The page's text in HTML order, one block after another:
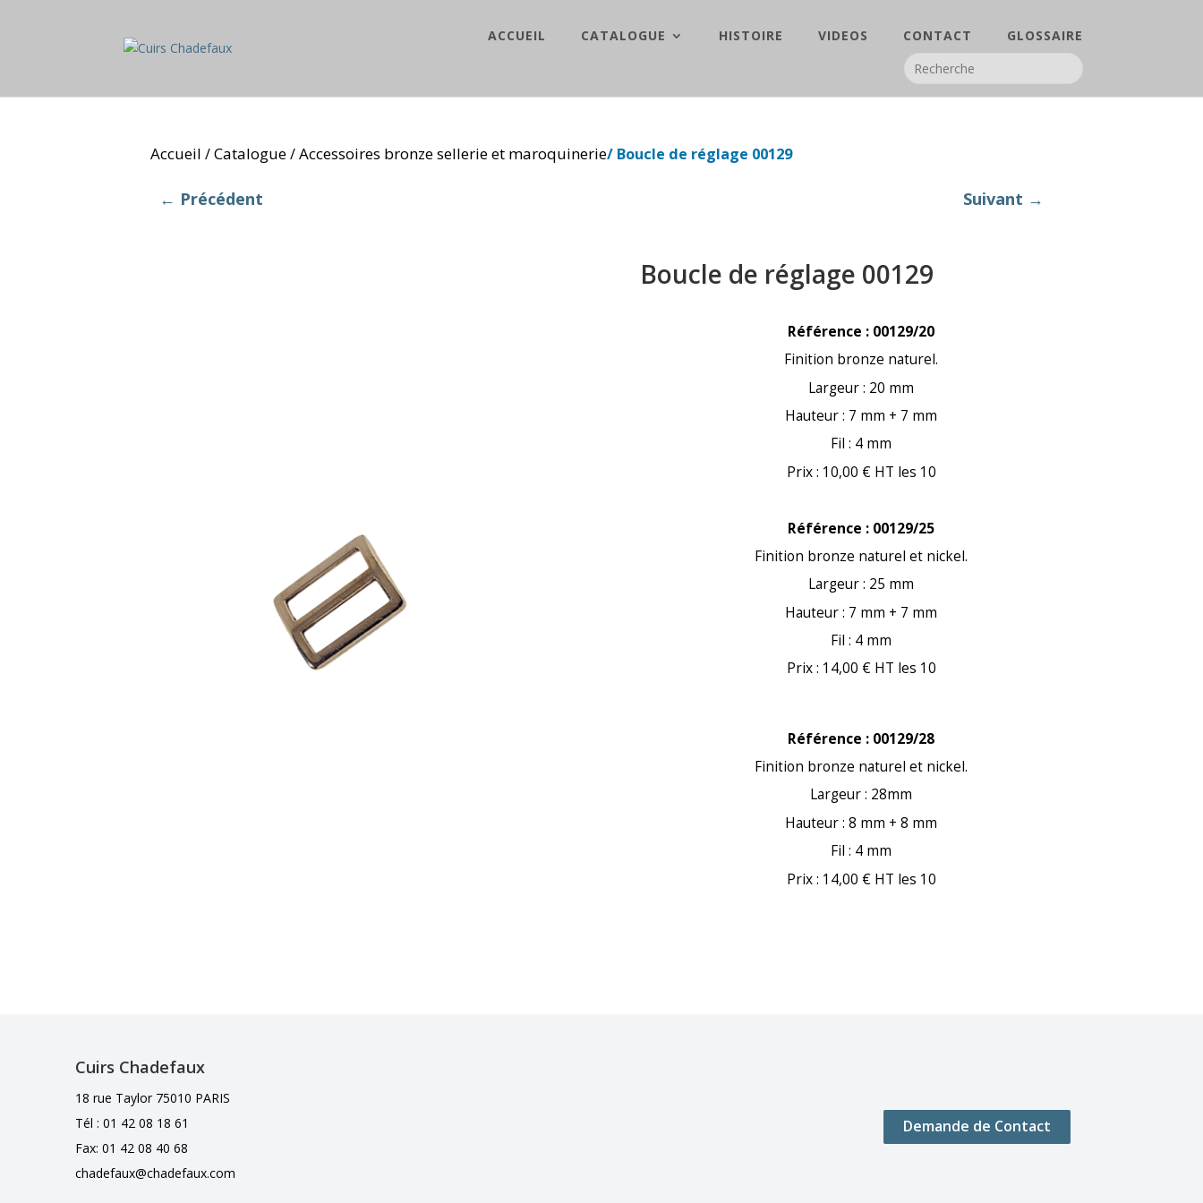
ACCUEIL CATALOGUE HISTOIRE VIDEOS CONTACT GLOSSAIRE
Accueil /Catalogue/Accessoires bronze sellerie et maroquinerie/ Boucle de réglage 00129
← Précédent Suivant →
Boucle de réglage 00129
Référence : 00129/20
Finition bronze naturel.
Largeur : 20 mm
Hauteur : 7 mm + 7 mm
Fil : 4 mm
Prix : 10,00 € HT les 10
Référence : 00129/25
Finition bronze naturel et nickel.
Largeur : 25 mm
Hauteur : 7 mm + 7 mm
Fil : 4 mm
Prix : 14,00 € HT les 10
Référence : 00129/28
Finition bronze naturel et nickel.
Largeur : 28mm
Hauteur : 8 mm + 8 mm
Fil : 4 mm
Prix : 14,00 € HT les 10
Cuirs Chadefaux
18 rue Taylor 75010 PARIS
Tél : 01 42 08 18 61
Fax: 01 42 08 40 68
chadefaux@chadefaux.com
Demande de Contact